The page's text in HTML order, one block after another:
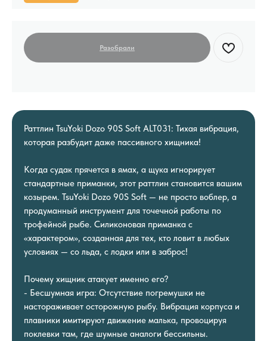
Раттлин TsuYoki Dozo 90S Soft ALT031: Тихая вибрация,
которая разбудит даже пассивного хищника!
Когда судак прячется в ямах, а щука игнорирует
стандартные приманки, этот раттлин становится вашим
козырем. TsuYoki Dozo 90S Soft — не просто воблер, а
продуманный инструмент для точечной работы по
трофейной рыбе. Силиконовая приманка с
«характером», созданная для тех, кто ловит в любых
условиях — со льда, с лодки или в заброс!
Почему хищник атакует именно его?
- Бесшумная игра: Отсутствие погремушки не
настораживает осторожную рыбу. Вибрация корпуса и
плавники имитируют движение малька, провоцируя
поклевки там, где шумные аналоги бессильны.